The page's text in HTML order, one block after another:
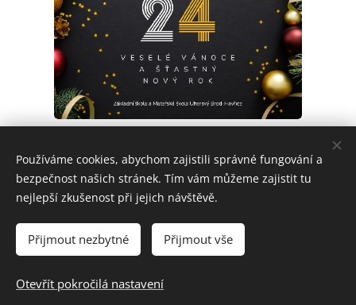
Share
© 2024 Základní škola a Mateřská škola Uherský Brod-Havřice,
příspěvková organizace | Všechna práva vyhrazena.
Cookies
Používáme cookies, abychom zajistili správné fungování a
bezpečnost našich stránek. Tím vám můžeme zajistit tu
nejlepší zkušenost při jejich návštěvě.
Přijmout nezbytné Přijmout vše
Otevřít pokročilá nastavení